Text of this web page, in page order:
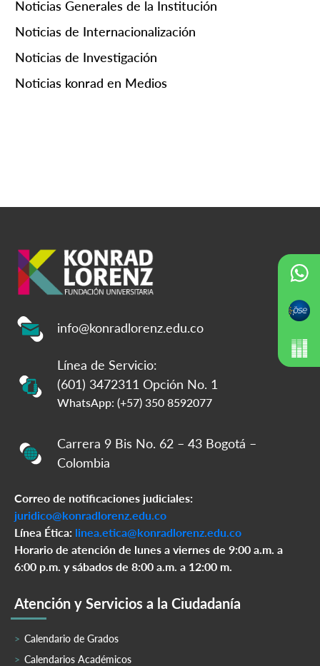
Noticias Generales de la Institución
Noticias de Internacionalización
Noticias de Investigación
Noticias konrad en Medios
info@konradlorenz.edu.co
Línea de Servicio:
(601) 3472311 Opción No. 1
WhatsApp: (+57) 350 8592077
Carrera 9 Bis No. 62 – 43 Bogotá –
Colombia
Correo de notificaciones judiciales:
juridico@konradlorenz.edu.co
Línea Ética: linea.etica@konradlorenz.edu.co
Horario de atención de lunes a viernes de 9:00 a.m. a
6:00 p.m. y sábados de 8:00 a.m. a 12:00 m.
Atención y Servicios a la Ciudadanía
Calendario de Grados
Calendarios Académicos